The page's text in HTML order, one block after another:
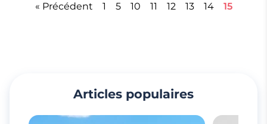
« Précédent 1 5 10 11 12 13 14 15
Articles populaires